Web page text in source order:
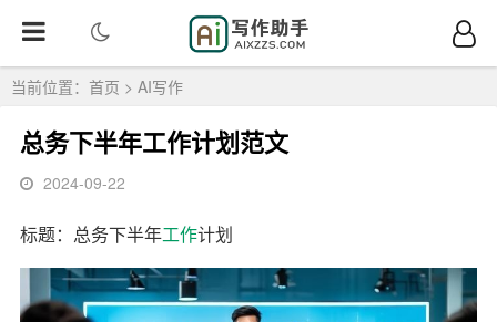
当前位置： 首页 > AI写作
总务下半年工作计划范文
2024-09-22
标题：总务下半年工作计划